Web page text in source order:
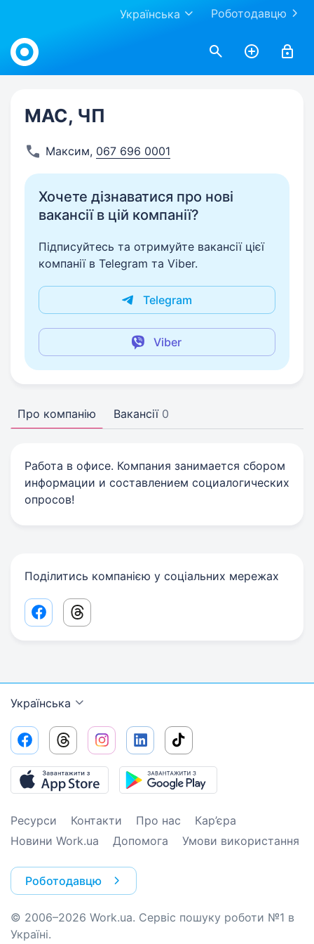
Роботодавцю
Українська
Work.ua
МАС, ЧП
Максим, 067 696 0001
Хочете дізнаватися про нові
вакансії в цій компанії?
Підписуйтесь та отримуйте вакансії цієї
компанії в Telegram та Viber.
Telegram
Viber
Про компанію Вакансії 0
Работа в офисе. Компания занимается сбором
информации и составлением социалогических
опросов!
Поділитись компанією у соціальних мережах
Facebook share link
Threads share link
Українська
Ресурси Контакти Про нас
Кар’єра
Новини Work.ua
Допомога Умови використання
Роботодавцю
© 2006–2026 Work.ua. Сервіс пошуку роботи №1 в
Україні.